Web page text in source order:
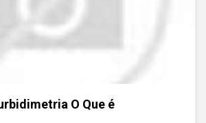
O Que é